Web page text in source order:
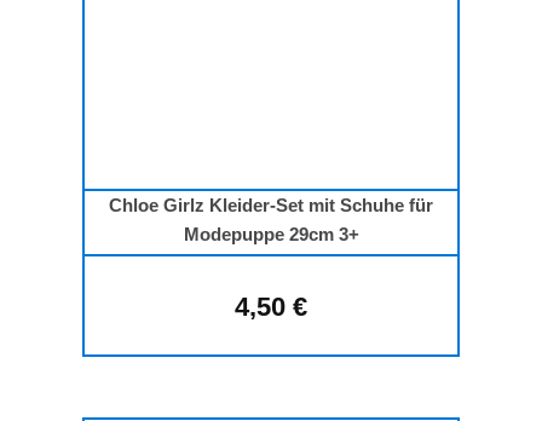
Chloe Girlz Kleider-Set mit Schuhe für
Modepuppe 29cm 3+
Regulärer Preis:
4,50 €